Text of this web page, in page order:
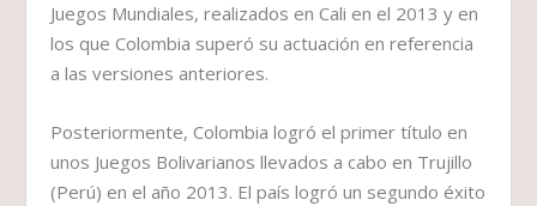
Juegos Mundiales, realizados en Cali en el 2013 y en
los que Colombia superó su actuación en referencia
a las versiones anteriores.
Posteriormente, Colombia logró el primer título en
unos Juegos Bolivarianos llevados a cabo en Trujillo
(Perú) en el año 2013. El país logró un segundo éxito